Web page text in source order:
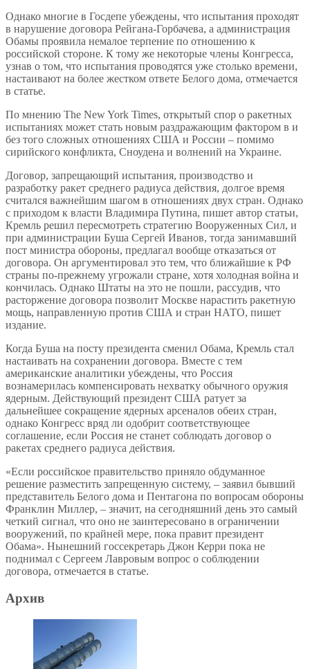
Однако многие в Госдепе убеждены, что испытания проходят
в нарушение договора Рейгана-Горбачева, а администрация
Обамы проявила немалое терпение по отношению к
российской стороне. К тому же некоторые члены Конгресса,
узнав о том, что испытания проводятся уже столько времени,
настаивают на более жестком ответе Белого дома, отмечается
в статье.
По мнению The New York Times, открытый спор о ракетных
испытаниях может стать новым раздражающим фактором в и
без того сложных отношениях США и России – помимо
сирийского конфликта, Сноудена и волнений на Украине.
Договор, запрещающий испытания, производство и
разработку ракет среднего радиуса действия, долгое время
считался важнейшим шагом в отношениях двух стран. Однако
с приходом к власти Владимира Путина, пишет автор статьи,
Кремль решил пересмотреть стратегию Вооруженных Сил, и
при администрации Буша Сергей Иванов, тогда занимавший
пост министра обороны, предлагал вообще отказаться от
договора. Он аргументировал это тем, что ближайшие к РФ
страны по-прежнему угрожали стране, хотя холодная война и
кончилась. Однако Штаты на это не пошли, рассудив, что
расторжение договора позволит Москве нарастить ракетную
мощь, направленную против США и стран НАТО, пишет
издание.
Когда Буша на посту президента сменил Обама, Кремль стал
настаивать на сохранении договора. Вместе с тем
американские аналитики убеждены, что Россия
вознамерилась компенсировать нехватку обычного оружия
ядерным. Действующий президент США ратует за
дальнейшее сокращение ядерных арсеналов обеих стран,
однако Конгресс вряд ли одобрит соответствующее
соглашение, если Россия не станет соблюдать договор о
ракетах среднего радиуса действия.
«Если российское правительство приняло обдуманное
решение разместить запрещенную систему, – заявил бывший
представитель Белого дома и Пентагона по вопросам обороны
Франклин Миллер, – значит, на сегодняшний день это самый
четкий сигнал, что оно не заинтересовано в ограничении
вооружений, по крайней мере, пока правит президент
Обама». Нынешний госсекретарь Джон Керри пока не
поднимал с Сергеем Лавровым вопрос о соблюдении
договора, отмечается в статье.
Архив